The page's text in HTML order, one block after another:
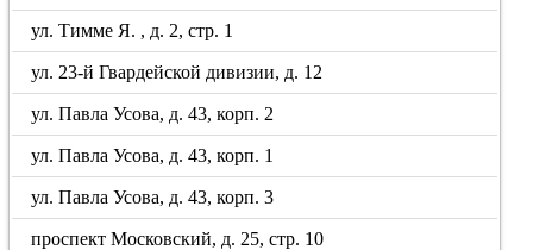
ул. Тимме Я. , д. 2, стр. 1
ул. 23-й Гвардейской дивизии, д. 12
ул. Павла Усова, д. 43, корп. 2
ул. Павла Усова, д. 43, корп. 1
ул. Павла Усова, д. 43, корп. 3
проспект Московский, д. 25, стр. 10